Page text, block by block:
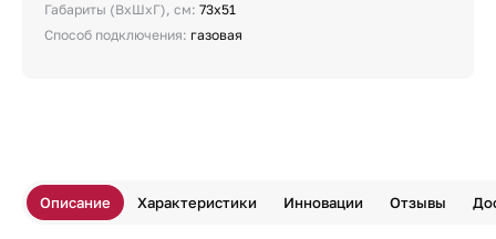
Габариты (ВхШхГ), см: 73х51
Способ подключения: газовая
Описание Характеристики Инновации Отзывы